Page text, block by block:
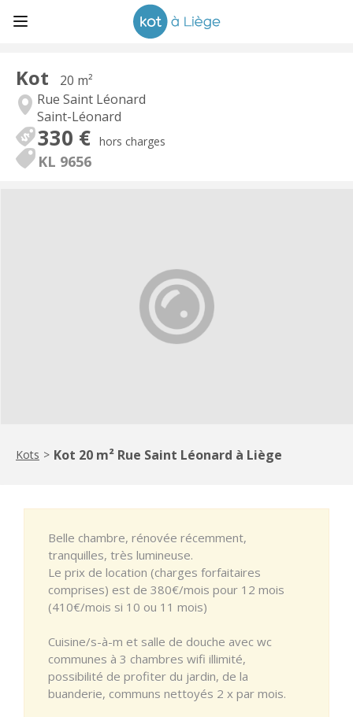
Kot
20 m²
Rue Saint Léonard
Saint-Léonard
330 € hors charges
KL 9656
Kots > Kot 20 m² Rue Saint Léonard à Liège
Belle chambre, rénovée récemment,
tranquilles, très lumineuse.
Le prix de location (charges forfaitaires
comprises) est de 380€/mois pour 12 mois
(410€/mois si 10 ou 11 mois)
Cuisine/s-à-m et salle de douche avec wc
communes à 3 chambres wifi illimité,
possibilité de profiter du jardin, de la
buanderie, communs nettoyés 2 x par mois.